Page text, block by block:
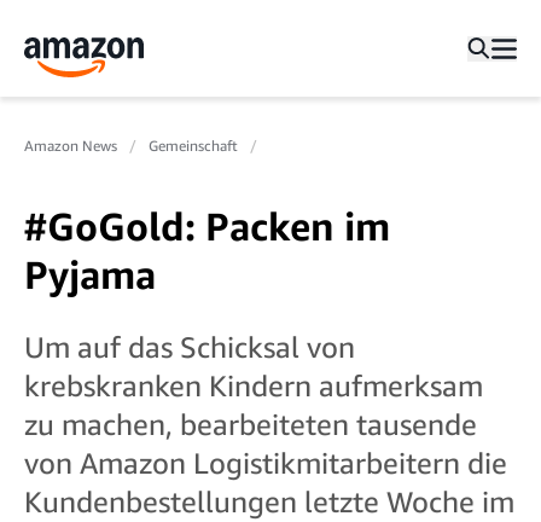
Amazon News Gemeinschaft
#GoGold: Packen im
Pyjama
Um auf das Schicksal von
krebskranken Kindern aufmerksam
zu machen, bearbeiteten tausende
von Amazon Logistikmitarbeitern die
Kundenbestellungen letzte Woche im